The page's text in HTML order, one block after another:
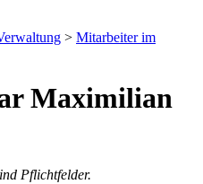
> Mitarbeiter im
Maximilian
Pflichtfelder.